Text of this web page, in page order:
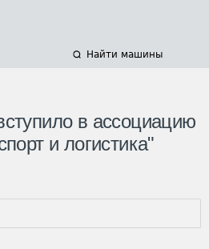
Найти машины
в ассоциацию
и логистика"